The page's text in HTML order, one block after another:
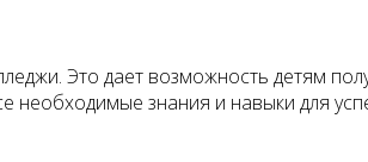
Это дает возможность детям
необходимые знания и навыки для